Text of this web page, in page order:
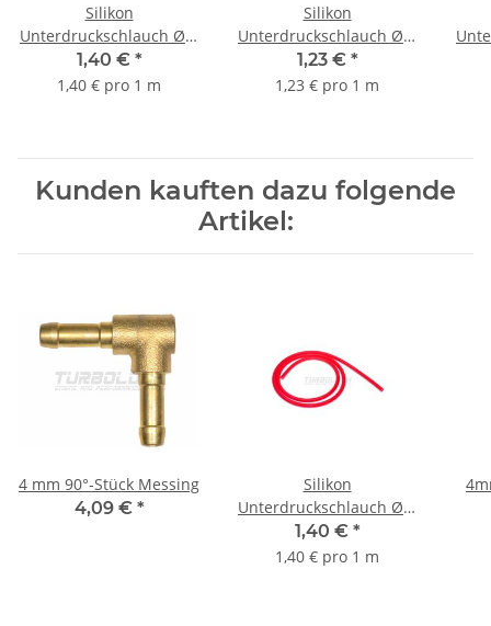
Silikon
Unterdruckschlauch Ø 4
mm - rot
1,40 € *
1,40 € pro 1 m
Silikon
Unterdruckschlauch Ø 4
mm - blau
1,23 € *
1,23 € pro 1 m
Kunden kauften dazu folgende
Artikel:
4 mm 90°-Stück Messing
4,09 € *
Silikon
Unterdruckschlauch Ø 4
mm - rot
1,40 € *
1,40 € pro 1 m